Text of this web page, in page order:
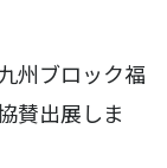
州ブロック福
賛出展しま